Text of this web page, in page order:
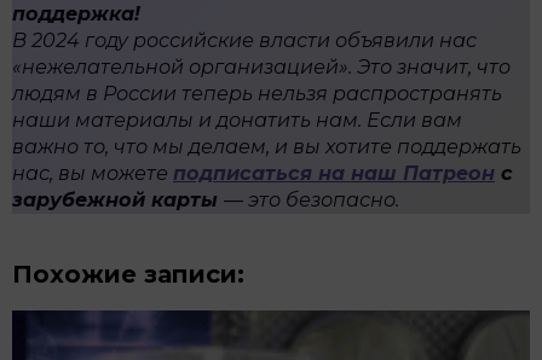
поддержка!
В 2024 году российские власти объявили нас
«нежелательной организацией». Это значит, что
людям в России теперь нельзя распространять
наши материалы и донатить нам. Если вам
важно то, что мы делаем, и вы хотите поддержать
нас, вы можете подписаться на наш Патреон с
зарубежной карты — это безопасно.
Похожие записи: